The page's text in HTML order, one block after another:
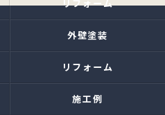
リフォーム
外壁塗装
リフォーム
施工例